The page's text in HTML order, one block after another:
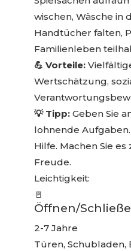
wischen, Wäsche in
Handtücher falten,
Familienleben
💪 Vorteile:
Wertschätzung,
💡 Tipp:Geben Sie
lohnende
Hilfe. Machen Sie
Freude.
Leichtigkeit:
🚪
Öffnen/
2-7 Jahre
Türen, Schubladen,